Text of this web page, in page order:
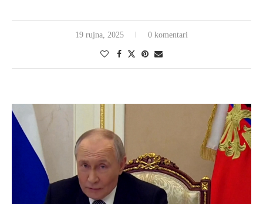
19 rujna, 2025 0 komentari